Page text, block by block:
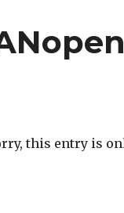
this entry is